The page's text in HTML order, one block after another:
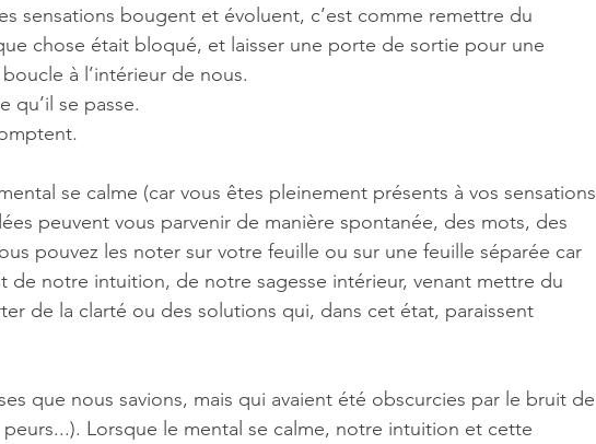
sensations bougent et évoluent, c’est comme remettre du
chose était bloqué, et laisser une porte de sortie pour une
à l’intérieur de nous.
qu’il se passe.
se calme (car vous êtes pleinement présents à vos sensations
peuvent vous parvenir de manière spontanée, des mots, des
pouvez les noter sur votre feuille ou sur une feuille séparée car
de notre intuition, de notre sagesse intérieur, venant mettre du
de la clarté ou des solutions qui, dans cet état, paraissent
que nous savions, mais qui avaient été obscurcies par le bruit de
Lorsque le mental se calme, notre intuition et cette